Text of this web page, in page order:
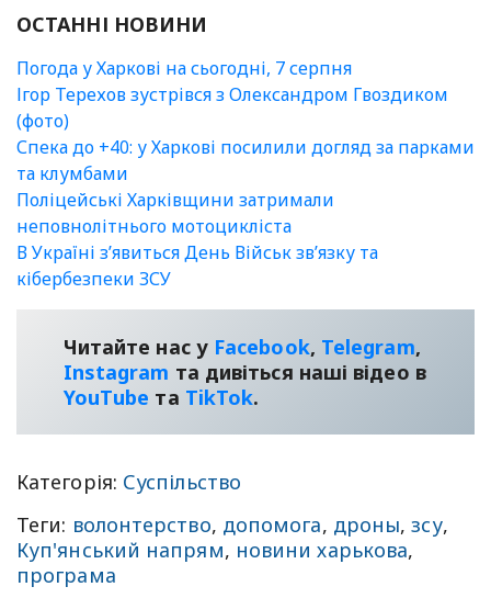
ОСТАННІ НОВИНИ
Погода у Харкові на сьогодні, 7 серпня
Ігор Терехов зустрівся з Олександром Гвоздиком
(фото)
Спека до +40: у Харкові посилили догляд за парками
та клумбами
Поліцейські Харківщини затримали
неповнолітнього мотоцикліста
В Україні зʼявиться День Військ зв’язку та
кібербезпеки ЗСУ
Читайте нас у Facebook, Telegram,
Instagram та дивіться наші відео в
YouТube та TikTok.
Категорія: Суспільство
Теги: волонтерство, допомога, дроны,зсу,
Куп'янський напрям, новини харькова,
програма